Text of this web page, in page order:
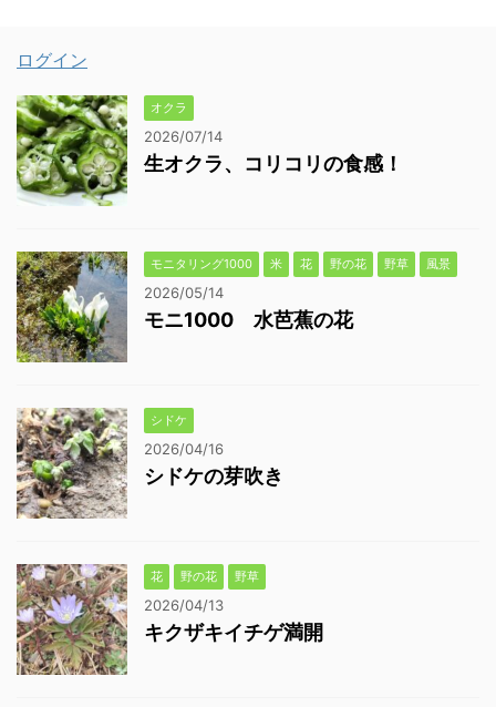
ログイン
オクラ
2026/07/14
生オクラ、コリコリの食感！
モニタリング1000 米 花 野の花 野草 風景
2026/05/14
モニ1000 水芭蕉の花
シドケ
2026/04/16
シドケの芽吹き
花 野の花 野草
2026/04/13
キクザキイチゲ満開